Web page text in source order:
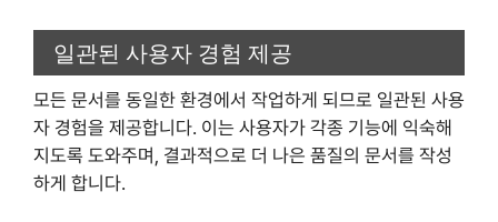
일관된 사용자 경험 제공
모든 문서를 동일한 환경에서 작업하게 되므로 일관된 사용
자 경험을 제공합니다. 이는 사용자가 각종 기능에 익숙해
지도록 도와주며, 결과적으로 더 나은 품질의 문서를 작성
하게 합니다.